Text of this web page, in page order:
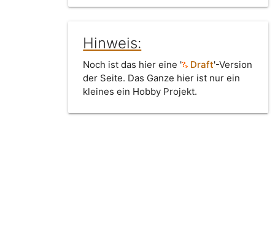
Hinweis:
Noch ist das hier eine ' Draft'-Version
der Seite. Das Ganze hier ist nur ein
kleines ein Hobby Projekt.